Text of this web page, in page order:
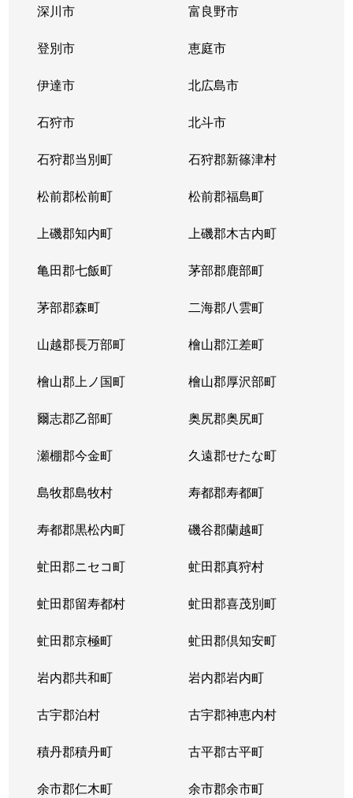
深川市 富良野市
登別市 恵庭市
伊達市 北広島市
石狩市 北斗市
石狩郡当別町 石狩郡新篠津村
松前郡松前町 松前郡福島町
上磯郡知内町 上磯郡木古内町
亀田郡七飯町 茅部郡鹿部町
茅部郡森町 二海郡八雲町
山越郡長万部町 檜山郡江差町
檜山郡上ノ国町 檜山郡厚沢部町
爾志郡乙部町 奥尻郡奥尻町
瀬棚郡今金町 久遠郡せたな町
島牧郡島牧村 寿都郡寿都町
寿都郡黒松内町 磯谷郡蘭越町
虻田郡ニセコ町 虻田郡真狩村
虻田郡留寿都村 虻田郡喜茂別町
虻田郡京極町 虻田郡倶知安町
岩内郡共和町 岩内郡岩内町
古宇郡泊村 古宇郡神恵内村
積丹郡積丹町 古平郡古平町
余市郡仁木町 余市郡余市町